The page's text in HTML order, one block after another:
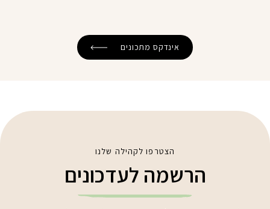
אינדקס מתכונים
הצטרפו לקהילה שלנו
הרשמה לעדכונים